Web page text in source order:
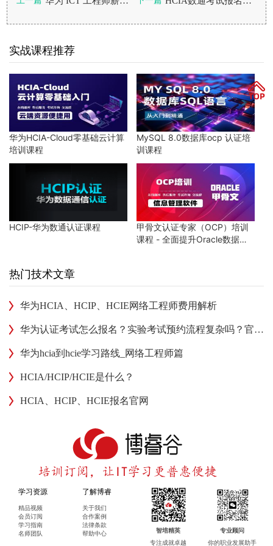
实战课程推荐
华为HCIA-Cloud零基础云计算
培训课程
MySQL 8.0数据库ocp 认证培
训课程
HCIP-华为数通认证课程
甲骨文认证专家（OCP）培训
课程 - 全面提升Oracle数据库
热门技术文章
华为HCIA、HCIP、HCIE网络工程师费用解析
华为认证考试怎么报名？实验考试预约流程复杂吗？官方平台解答！
华为hcia到hcie学习路线_网络工程师篇
HCIA/HCIP/HCIE是什么？
HCIA、HCIP、HCIE报名官网
学习资源
精品视频
会员订阅
学习指南
名师团队
了解博睿
关于我们
合作案例
法律条款
帮助中心
智培精英
专注成就卓越
专业顾问
你的职业发展助手